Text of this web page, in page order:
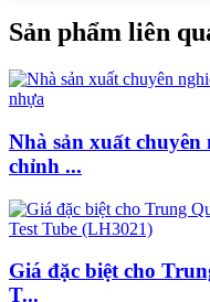
Sản phẩm liên
Nhà sản xuất
chỉnh ...
Giá đặc biệt cho
T...